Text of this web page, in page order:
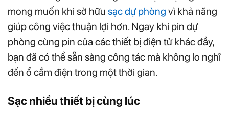
mong muốn khi sở hữu sạc dự phòng vì khả năng
giúp công việc thuận lợi hơn. Ngay khi pin dự
phòng cùng pin của các thiết bị điện tử khác đầy,
bạn đã có thể sẵn sàng công tác mà không lo nghĩ
đến ổ cắm điện trong một thời gian.
Sạc nhiều thiết bị cùng lúc